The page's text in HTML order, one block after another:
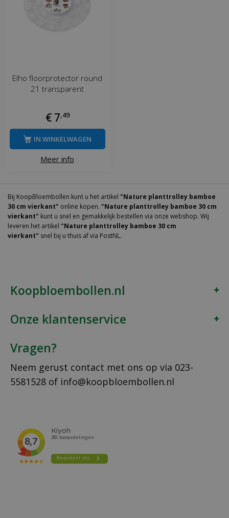
Elho floorprotector round
21 transparent
€ 7,49
Meer info
IN WINKELWAGEN
Bij KoopBloembollen kunt u het artikel "Nature planttrolley bamboe
30 cm vierkant" online kopen. "Nature planttrolley bamboe 30 cm
vierkant" kunt u snel en gemakkelijk bestellen via onze webshop. Wij
leveren het artikel "Nature planttrolley bamboe 30 cm
vierkant" snel bij u thuis af via PostNL.
Koopbloembollen.nl
Onze klantenservice
Vragen?
Neem gerust contact met ons op via 023-
5581528 of info@koopbloembollen.nl